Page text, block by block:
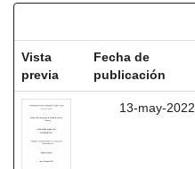
Vista
previa
Fecha de
publicación
13-may-2022